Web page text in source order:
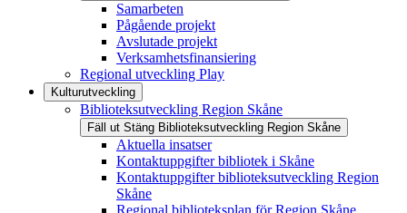
Samarbeten
Pågående projekt
Avslutade projekt
Verksamhetsfinansiering
Regional utveckling Play
Kulturutveckling
Biblioteksutveckling Region Skåne
Fäll ut Stäng Biblioteksutveckling Region Skåne
Aktuella insatser
Kontaktuppgifter bibliotek i Skåne
Kontaktuppgifter biblioteksutveckling Region
Skåne